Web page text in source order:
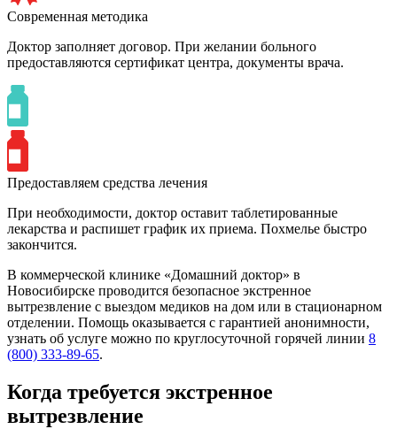
Современная методика
Доктор заполняет договор. При желании больного
предоставляются сертификат центра, документы врача.
Предоставляем средства лечения
При необходимости, доктор оставит таблетированные
лекарства и распишет график их приема. Похмелье быстро
закончится.
В коммерческой клинике «Домашний доктор» в
Новосибирске проводится безопасное экстренное
вытрезвление с выездом медиков на дом или в стационарном
отделении. Помощь оказывается с гарантией анонимности,
узнать об услуге можно по круглосуточной горячей линии 8
(800) 333-89-65.
Когда требуется экстренное
вытрезвление